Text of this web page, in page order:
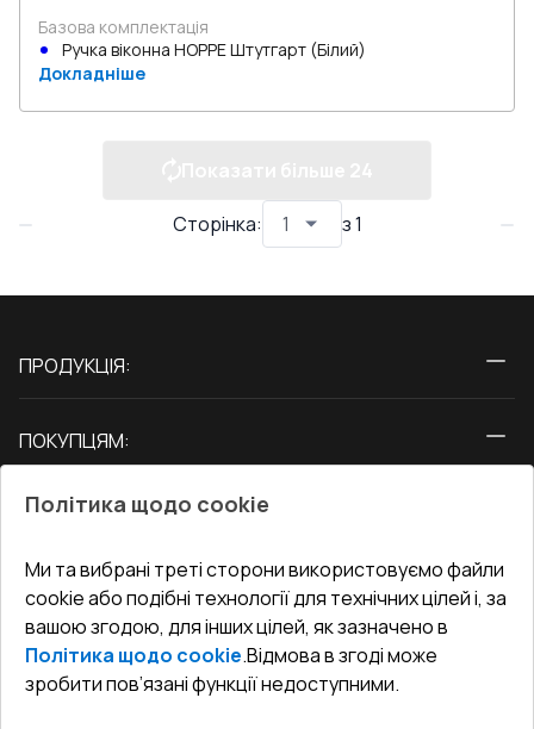
Базова комплектація
Ручка віконна HOPPE Штутгарт (Білий)
Докладніше
Сторінка: з1
ПРОДУКЦІЯ:
Двері
ПОКУПЦЯМ:
Блог
Адреса гіпермаркета
Як правильно заміряти вікна
СЕРВІС ТА ОБЛУГОВУВАННЯ:
Доставка і Оплата
Гарантія та Сервіс
Повернення товару
Договір публічної оферти
КОНТАКТИ
Офіс:Україна, м. Вінниця, вул. Келецька 60 кв. 61
undefined(undefined)
Політика щодо cookie
Ми та вибрані треті сторони використовуємо файли
cookie або подібні технології для технічних цілей і, за
вашою згодою, для інших цілей, як зазначено в
Політика щодо cookie.Відмова в згоді може
зробити пов’язані функції недоступними.